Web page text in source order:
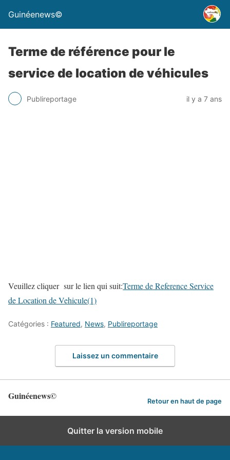
Guinéenews©
Terme de référence pour le
service de location de véhicules
Publireportage il y a 7 ans
Veuillez cliquer sur le lien qui suit:Terme de Reference Service
de Location de Vehicule(1)
Catégories : Featured, News, Publireportage
Laissez un commentaire
Guinéenews© Retour en haut de page
Quitter la version mobile